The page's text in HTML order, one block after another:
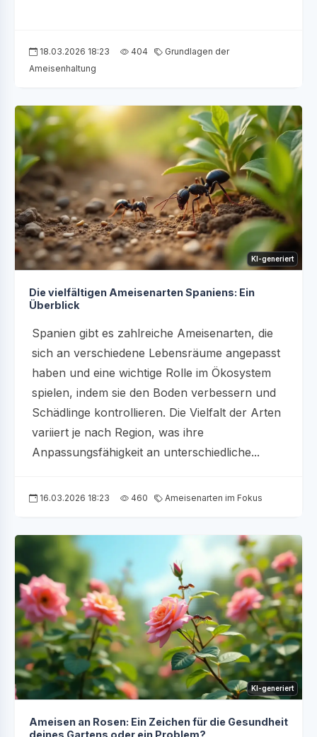
18.03.2026 18:23 404
Grundlagen der
Ameisenhaltung
KI-generiert
Die vielfältigen Ameisenarten Spaniens: Ein
Überblick
Spanien gibt es zahlreiche Ameisenarten, die
sich an verschiedene Lebensräume angepasst
haben und eine wichtige Rolle im Ökosystem
spielen, indem sie den Boden verbessern und
Schädlinge kontrollieren. Die Vielfalt der Arten
variiert je nach Region, was ihre
Anpassungsfähigkeit an unterschiedliche...
16.03.2026 18:23 460 Ameisenarten im Fokus
KI-generiert
Ameisen an Rosen: Ein Zeichen für die Gesundheit
deines Gartens oder ein Problem?